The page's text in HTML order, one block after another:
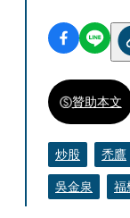
贊助本文
炒股 禿鷹
吳金泉
福